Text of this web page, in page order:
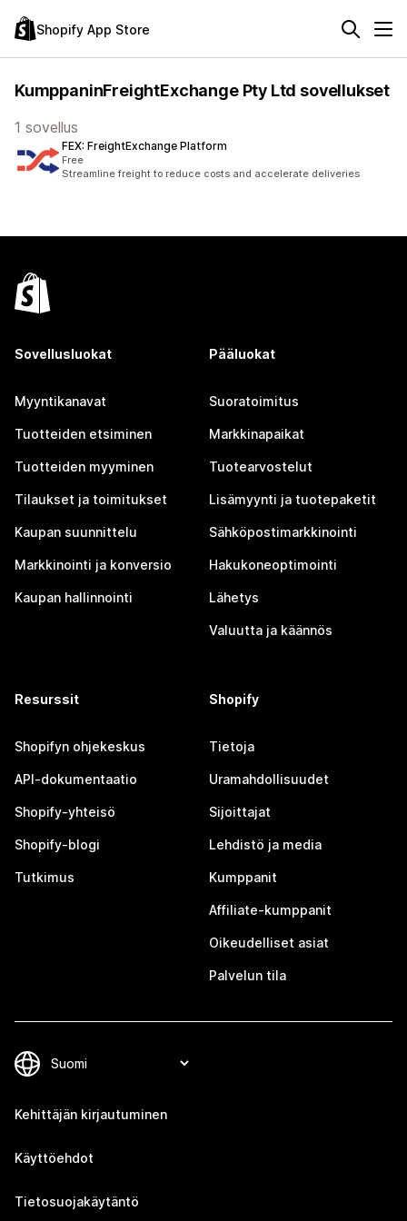
Shopify App Store
KumppaninFreightExchange Pty Ltd sovellukset
1 sovellus
FEX: FreightExchange Platform
Free
Streamline freight to reduce costs and accelerate deliveries
Sovellusluokat
Myyntikanavat
Tuotteiden etsiminen
Tuotteiden myyminen
Tilaukset ja toimitukset
Kaupan suunnittelu
Markkinointi ja konversio
Kaupan hallinnointi
Pääluokat
Suoratoimitus
Markkinapaikat
Tuotearvostelut
Lisämyynti ja tuotepaketit
Sähköpostimarkkinointi
Hakukoneoptimointi
Lähetys
Valuutta ja käännös
Resurssit
Shopifyn ohjekeskus
API-dokumentaatio
Shopify-yhteisö
Shopify-blogi
Tutkimus
Shopify
Tietoja
Uramahdollisuudet
Sijoittajat
Lehdistö ja media
Kumppanit
Affiliate-kumppanit
Oikeudelliset asiat
Palvelun tila
Kehittäjän kirjautuminen
Käyttöehdot
Tietosuojakäytäntö